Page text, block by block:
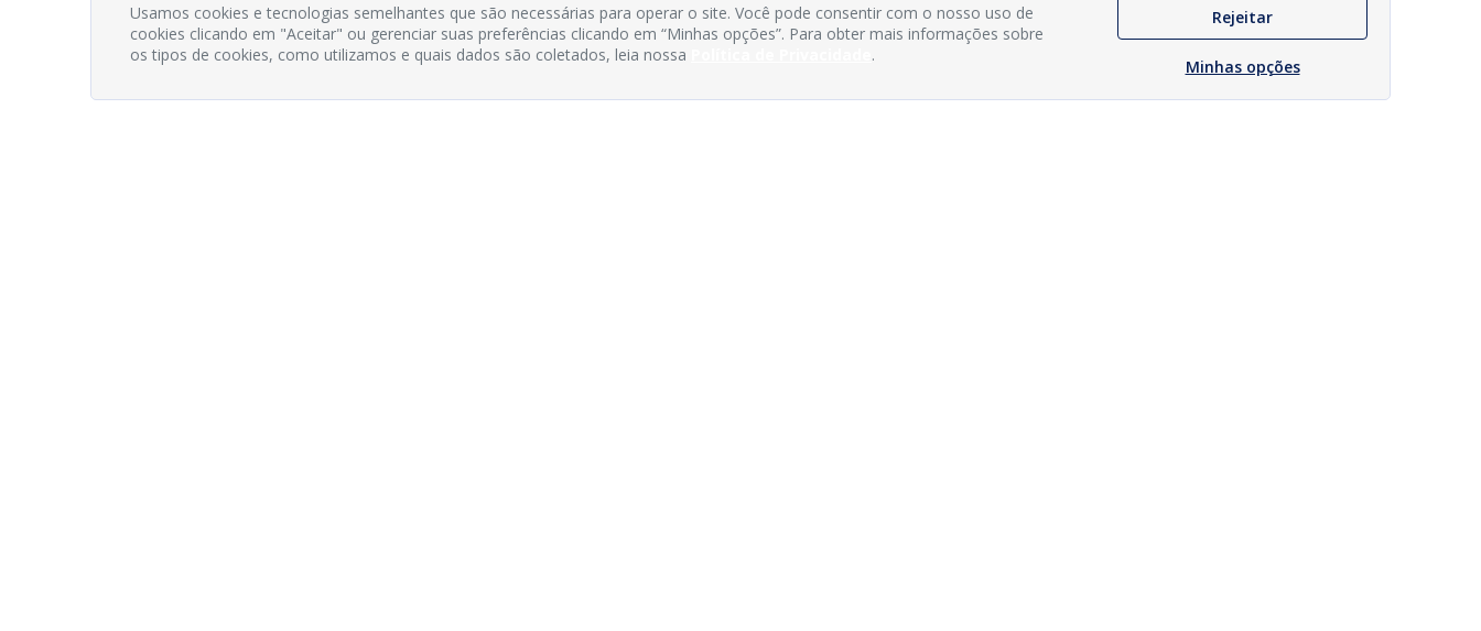
Usamos cookies e tecnologias semelhantes que são necessárias para operar o site. Você pode consentir com o nosso uso de
cookies clicando em "Aceitar" ou gerenciar suas preferências clicando em “Minhas opções”. Para obter mais informações sobre
os tipos de cookies, como utilizamos e quais dados são coletados, leia nossa
.
Rejeitar
Minhas opções